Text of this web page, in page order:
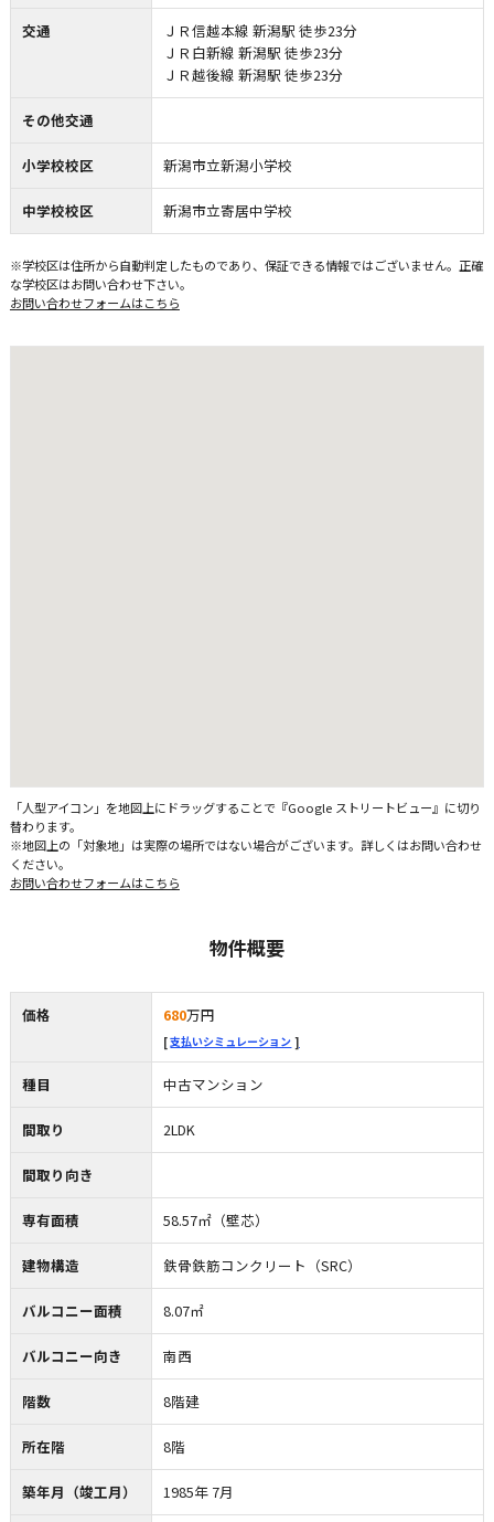
交通
ＪＲ信越本線 新潟駅 徒歩23分
ＪＲ白新線 新潟駅 徒歩23分
ＪＲ越後線 新潟駅 徒歩23分
その他交通
小学校校区 新潟市立新潟小学校
中学校校区 新潟市立寄居中学校
※学校区は住所から自動判定したものであり、保証できる情報ではございません。正確
な学校区はお問い合わせ下さい。
お問い合わせフォームはこちら
「人型アイコン」を地図上にドラッグすることで『Google ストリートビュー』に切り
替わります。
※地図上の「対象地」は実際の場所ではない場合がございます。詳しくはお問い合わせ
ください。
お問い合わせフォームはこちら
物件概要
価格 680万円
支払いシミュレーション
種目 中古マンション
間取り 2LDK
間取り向き
専有面積 58.57㎡（壁芯）
建物構造 鉄骨鉄筋コンクリート（SRC）
バルコニー面積 8.07㎡
バルコニー向き 南西
階数 8階建
所在階 8階
築年月（竣工月） 1985年 7月